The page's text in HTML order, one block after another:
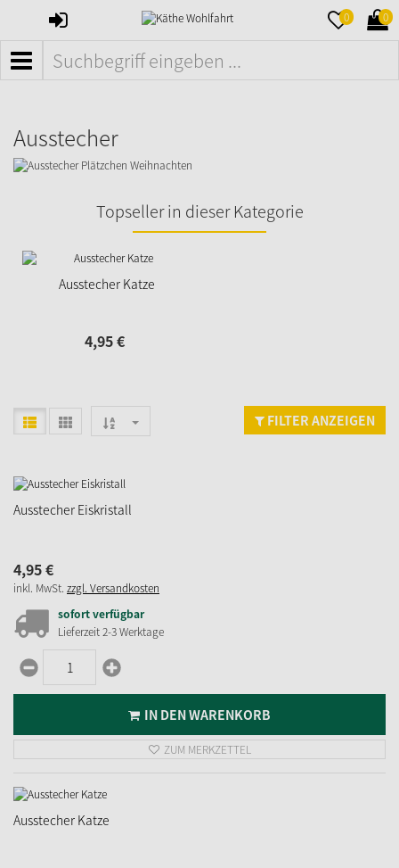
ANMELDEN 0 0
MENÜ
Ausstecher
Topseller in dieser Kategorie
Ausstecher Katze
4,95€
FILTER ANZEIGEN
Ausstecher Eiskristall
4,95€
inkl. MwSt. zzgl. Versandkosten
sofort verfügbar
Lieferzeit 2-3 Werktage
IN DEN WARENKORB
ZUM MERKZETTEL
Ausstecher Katze